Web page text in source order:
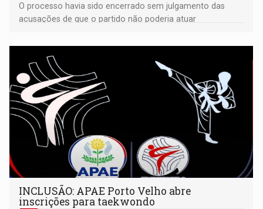
O processo havia sido encerrado sem julgamento das
acusações de que o partido não poderia atuar
INCLUSÃO: APAE Porto Velho abre
inscrições para taekwondo